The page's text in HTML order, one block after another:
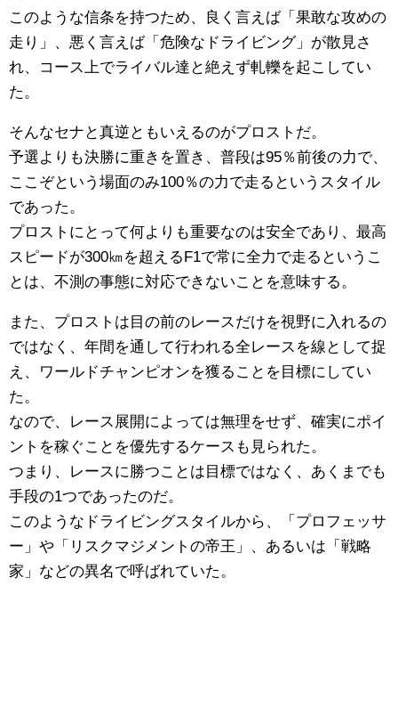
このような信条を持つため、良く言えば「果敢な攻めの
走り」、悪く言えば「危険なドライビング」が散見さ
れ、コース上でライバル達と絶えず軋轢を起こしてい
た。
そんなセナと真逆ともいえるのがプロストだ。
予選よりも決勝に重きを置き、普段は95％前後の力で、
ここぞという場面のみ100％の力で走るというスタイル
であった。
プロストにとって何よりも重要なのは安全であり、最高
スピードが300㎞を超えるF1で常に全力で走るというこ
とは、不測の事態に対応できないことを意味する。
また、プロストは目の前のレースだけを視野に入れるの
ではなく、年間を通して行われる全レースを線として捉
え、ワールドチャンピオンを獲ることを目標にしてい
た。
なので、レース展開によっては無理をせず、確実にポイ
ントを稼ぐことを優先するケースも見られた。
つまり、レースに勝つことは目標ではなく、あくまでも
手段の1つであったのだ。
このようなドライビングスタイルから、「プロフェッサ
ー」や「リスクマジメントの帝王」、あるいは「戦略
家」などの異名で呼ばれていた。